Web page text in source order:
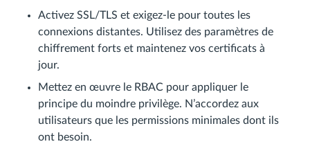
Activez SSL/TLS et exigez-le pour toutes les
connexions distantes. Utilisez des paramètres de
chiffrement forts et maintenez vos certificats à
jour.
Mettez en œuvre le RBAC pour appliquer le
principe du moindre privilège. N’accordez aux
utilisateurs que les permissions minimales dont ils
ont besoin.